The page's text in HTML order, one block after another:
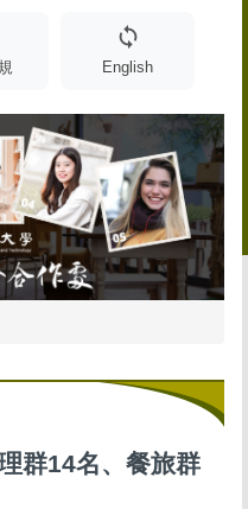
sync
English
群14名、餐旅群